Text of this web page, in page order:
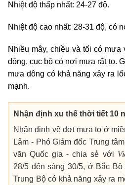
Nhiệt độ thấp nhất: 24-27 độ.
Nhiệt độ cao nhất: 28-31 độ, có
Nhiều mây, chiều và tối có
dông, cục bộ có nơi mưa rất to.
mưa dông có khả năng xảy ra
mạnh.
Nhận định xu thế thời tiết 10
Nhận định về đợt mưa to ở
Lâm - Phó Giám đốc Trung
văn Quốc gia - chia sẻ với
28/5 đến sáng 30/5, ở Bắc
Trung Bộ có khả năng xảy ra